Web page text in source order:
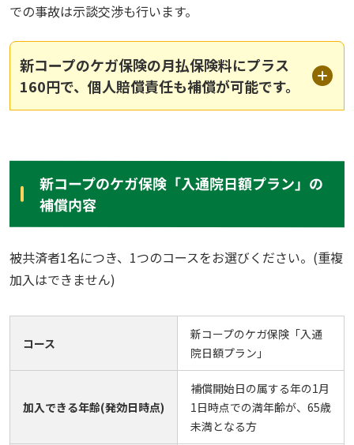
での事故は示談交渉も行います。
新コープのケガ保険の月払保険料にプラス
160円で、個人賠償責任も補償が可能です。
新コープのケガ保険「入通院日額プラン」の
補償内容
被共済者1名につき、1つのコースをお選びください。(重複
加入はできません)
コース
新コープのケガ保険「入通
院日額プラン」
加入できる年齢(発効日時点)
補償開始日の属する年の1月
1日時点での満年齢が、65歳
未満となる方